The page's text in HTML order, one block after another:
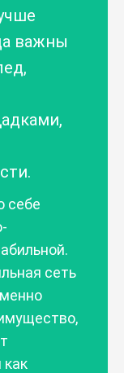
важны
себе
сеть
как